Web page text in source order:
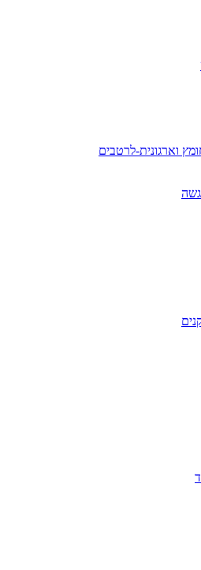
וארגונית-לרטבים